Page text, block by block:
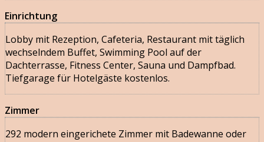
Einrichtung
Lobby mit Rezeption, Cafeteria, Restaurant mit täglich
wechselndem Buffet, Swimming Pool auf der
Dachterrasse, Fitness Center, Sauna und Dampfbad.
Tiefgarage für Hotelgäste kostenlos.
Zimmer
292 modern eingerichete Zimmer mit Badewanne oder